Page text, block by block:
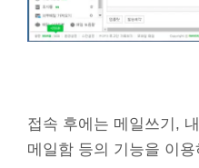
접속 후에는 메일쓰기,
메일함 등의 기능을 이